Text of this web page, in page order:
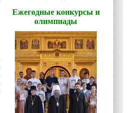
Ежегодные конкурсы и
олимпиады